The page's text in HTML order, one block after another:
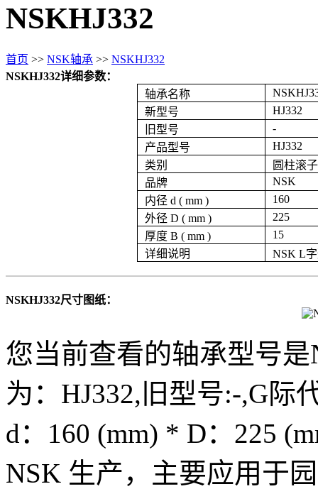
NSKHJ332
首页 >> NSK轴承 >> NSKHJ332
NSKHJ332详细参数：
轴承名称
新型号
HJ332
旧型号
-
产品型号
HJ332
类别
圆柱滚
品牌
NSK
内径 d ( mm )
160
外径 D ( mm )
225
厚度 B ( mm )
15
详细说明
NSK L
NSKHJ332尺寸图纸：
您当前查看的轴承型号
为：HJ332,旧型号:-,G际
d：160 (mm) * D：225
NSK 生产，主要应用于